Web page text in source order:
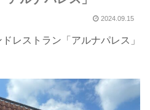
2024.09.15
レストラン「アルナパレス」